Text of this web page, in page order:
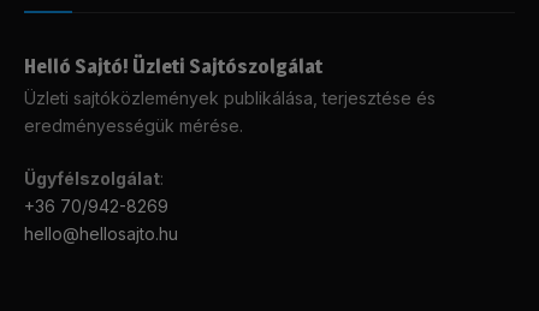
Helló Sajtó! Üzleti Sajtószolgálat
Üzleti sajtóközlemények publikálása, terjesztése és
eredményességük mérése.
Ügyfélszolgálat:
+36 70/942-8269
hello@hellosajto.hu